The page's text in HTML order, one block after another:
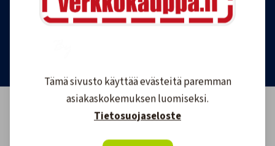
Tämä sivusto käyttää evästeitä paremman
asiakaskokemuksen luomiseksi.
Tietosuojaseloste